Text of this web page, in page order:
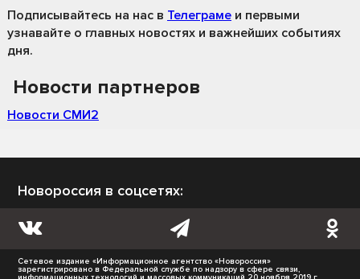
Подписывайтесь на нас в Телеграме и первыми
узнавайте о главных новостях и важнейших событиях
дня.
Новости партнеров
Новости СМИ2
Новороссия в соцсетях:
Сетевое издание «Информационное агентство «Новороссия»
зарегистрировано в Федеральной службе по надзору в сфере связи,